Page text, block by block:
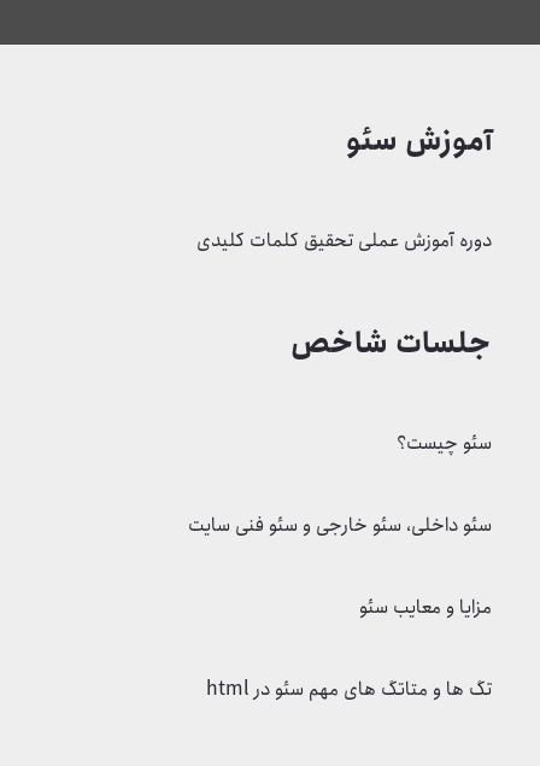
آموزش سئو
دوره آموزش عملی تحقیق کلمات کلیدی
جلسات شاخص
سئو چیست؟
سئو داخلی، سئو خارجی و سئو فنی سایت
مزایا و معایب سئو
تگ ها و متاتگ های مهم سئو در html